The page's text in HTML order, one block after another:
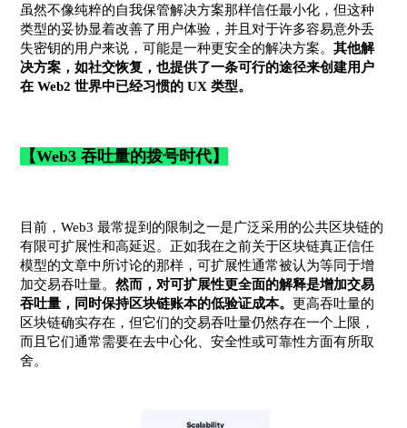
虽然不像纯粹的自我保管解决方案那样信任最小化，但这种
类型的妥协显着改善了用户体验，并且对于许多容易意外丢
失密钥的用户来说，可能是一种更安全的解决方案。其他解
决方案，如社交恢复，也提供了一条可行的途径来创建用户
在 Web2 世界中已经习惯的 UX 类型。
【Web3 吞吐量的拨号时代】
目前，Web3 最常提到的限制之一是广泛采用的公共区块链的
有限可扩展性和高延迟。正如我在之前关于区块链真正信任
模型的文章中所讨论的那样，可扩展性通常被认为等同于增
加交易吞吐量。然而，对可扩展性更全面的解释是增加交易
吞吐量，同时保持区块链账本的低验证成本。更高吞吐量的
区块链确实存在，但它们的交易吞吐量仍然存在一个上限，
而且它们通常需要在去中心化、安全性或可靠性方面有所取
舍。